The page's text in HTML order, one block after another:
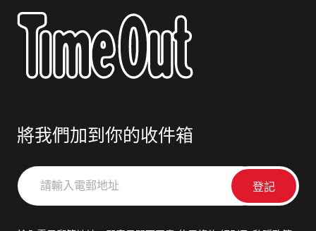
將我們加到你的收件箱
請
輸